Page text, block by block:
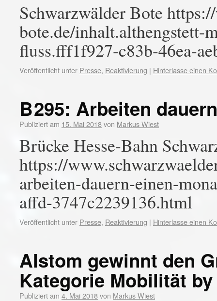
Schwarzwälder Bote
bote.de/inhalt.althengstett-
fluss.fff1f927-c83b-46ea-
Veröffentlicht unter Presse, Reaktivierung | Hinterlasse einen
B 295: Arbeiten
Publiziert am 15. Mai 2018von Markus Wiest
Brücke Hesse-Bahn
https://
arbeiten-dauern-einen-
affd-3747c2239136.html
Veröffentlicht unter Presse, Reaktivierung | Hinterlasse einen
Alstom gewinnt den
Kategorie Mobilität
Publiziert am 4. Mai 2018von Markus Wiest